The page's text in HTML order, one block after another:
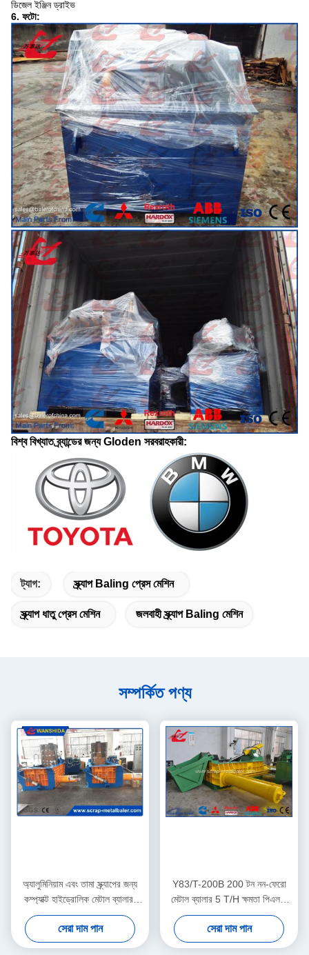
ডিজেল ইঞ্জিন ড্রাইভ
6. ফটো:
বিশ্ব বিখ্যাত ব্র্যান্ডের জন্য Gloden সরবরাহকারী:
ট্যাগ: স্ক্র্যাপ Baling প্রেস মেশিন
স্ক্র্যাপ ধাতু প্রেস মেশিন জলবাহী স্ক্র্যাপ Baling মেশিন
সম্পর্কিত পণ্য
অ্যালুমিনিয়াম এবং তামা স্ক্র্যাপের জন্য
কম্প্যাক্ট হাইড্রোলিক মেটাল ব্যালার,
এয়ার অয়েল কুলার সহ 160 টন শক্তি
সেরা দাম পান
Y83/T-200B 200 টন নন-ফেরো
মেটাল ব্যালার 5 T/H ক্ষমতা পিএলসি
স্বয়ংক্রিয় নিয়ন্ত্রণ
সেরা দাম পান